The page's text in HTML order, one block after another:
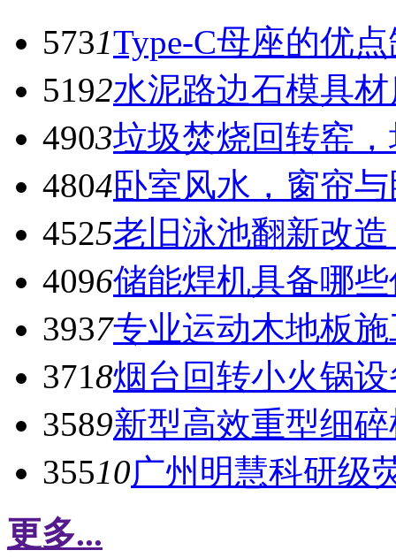
5731Type-C母座的优
5192水泥路边石模具
4903垃圾焚烧回转窑
4804卧室风水，窗帘
4525老旧泳池翻新改
4096储能焊机具备哪
3937专业运动木地板
3718烟台回转小火锅
3589新型高效重型细
35510广州明慧科研级
更多...